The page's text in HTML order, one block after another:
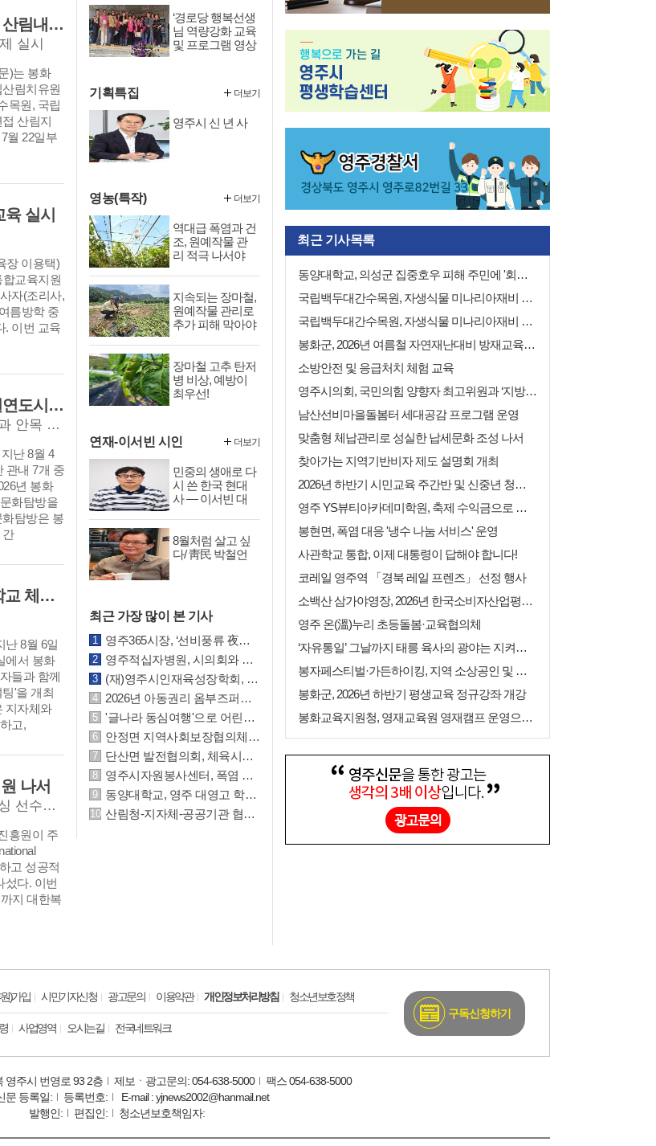
산림청-지자체-공공기관 협업방제, 농림지 연접 산림내 돌발해충 공동대응
실시
)는 봉화
림치유원
목원, 국립
산림지
월 22일부
실시
장 이용택)
교육지원
자(조리사,
름방학 중
. 이번 교육
(사)봉화군교육발전위원회, ‘ 봉화군 국제자매결연도시 청소년 문화탐방 ’성료
봉화군 장학회가 열어준 글로벌 무대, 청소년들의 꿈과 안목 넓혔다
난 8월 4
관내 7개 중
년 봉화
화탐방을
탐방은 봉
간
지자체 교육투자 확대, 봉화도서관 이전 신축, 학교 체육관 건립 등 핵심 현안 논의
난 8월 6일
에서 봉화
들과 함께
'을 개최
지자체와
고,
나서
올림픽 금메달리스트 린위팅 등 세계 정상급 대만 복싱 선수단 영주 방문
흥원이 주
고 성공적
섰다. 이번
지 대한복
원 전달
‘경로당 행복선생
님 역량강화 교육
및 프로그램 영상
기획특집
영주시 신 년 사
더보기
영농(특작)
역대급 폭염과 건
조, 원예작물 관
리 적극 나서야
지속되는 장마철,
원예작물 관리로
추가 피해 막아야
장마철 고추 탄저
병 비상, 예방이
최우선!
더보기
연재-이서빈 시인
민중의 생애로 다
시 쓴 한국 현대
사 ― 이서빈 대
8월처럼 살고 싶
다/ 靑民 박철언
더보기
최근 가장 많이 본 기사
영주365시장, ‘선비풍류 夜시장’ 8월 7일 전격 개장!
영주적십자병원, 시의회와 운영 활성화 방안 논의
(재)영주시인재육성장학회, 독도·울릉도 탐방 성공적 마무리
2026년 아동권리 옴부즈퍼슨 회의 개최
'글나라 동심여행'으로 어린이 글쓰기 역량 키웠다
안정면 지역사회보장협의체, 복날 맞이 건강꾸러미 나눔 사업 추진
단산면 발전협의회, 체육시설 예초작업 봉사
영주시자원봉사센터, 폭염 대응 ‘자봉 오아시스’ 운영...시원한 생수 나눔으로 주민 건강 지킨다.
동양대학교, 영주 대영고 학생 105명 대상 미래산업 융합 부트캠프 운영
산림청-지자체-공공기관 협업방제, 농림지 연접 산림내 돌발해충 공동대응
최근 기사목록
동양대학교, 의성군 집중호우 피해 주민에 '회복응원 꾸러미' 지원
국립백두대간수목원, 자생식물 미나리아재비 재배관리 안내서 발간
국립백두대간수목원, 자생식물 미나리아재비 재배관리 안내서 발간
봉화군, 2026년 여름철 자연재난대비 방재교육 실시
소방안전 및 응급처치 체험 교육
영주시의회, 국민의힘 양향자 최고위원과 ‘지방소멸위기 극복을 위한 AI·첨단산업 육성방안 논의’
남산선비마을돌봄터 세대공감 프로그램 운영
맞춤형 체납관리로 성실한 납세문화 조성 나서
찾아가는 지역기반비자 제도 설명회 개최
2026년 하반기 시민교육 주간반 및 신중년 청춘학교 수강생 모집
영주 YS뷰티아카데미학원, 축제 수익금으로 따뜻한 나눔 실천
봉현면, 폭염 대응 '냉수 나눔 서비스' 운영
사관학교 통합, 이제 대통령이 답해야 합니다!
코레일 영주역 「경북 레일 프렌즈」 선정 행사
소백산 삼가야영장, 2026년 한국소비자산업평가 숙박 분야 우수업체 선정
영주 온(溫)누리 초등돌봄·교육협의체
‘자유통일’ 그날까지 태릉 육사의 광야는 지켜져야 한다!
봉자페스티벌·가든하이킹, 지역 소상공인 및 예술인 참여자 공개 모집
봉화군, 2026년 하반기 평생교육 정규강좌 개강
봉화교육지원청, 영재교육원 영재캠프 운영으로 자연 속에서 미래를 설계하다
)가입 시민기자신청 광고문의 이용약관 개인정보처리방침 청소년보호정책
사업영역 오시는길 전국네트워크
구독신청하기
영주시 번영로 93 2층 제보ㆍ광고문의: 054-638-5000
팩스 054-638-5000
문 등록일:
등록번호:
E-mail : yjnews2002@hanmail.net
발행인:
편집인: 청소년보호책임자: